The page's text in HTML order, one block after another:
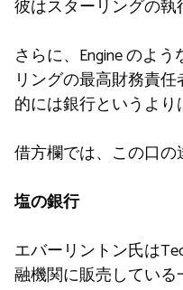
彼はスターリングの執
さらに、Engine のよ
リングの最高財務責
的には銀行というより
借方欄では、この口の
塩の銀行
エバーリントン氏は
融機関に販売している